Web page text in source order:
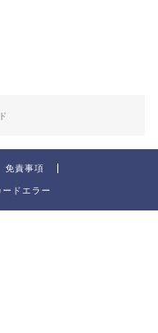
免責事項
ドエラー